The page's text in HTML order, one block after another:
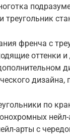
треугольник
френча с
оттенки
по
нейл-
арты с